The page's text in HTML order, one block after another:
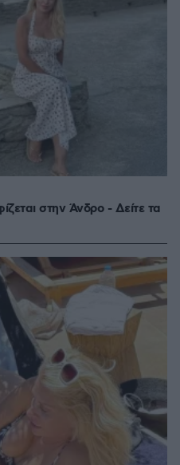
στην Άνδρο - Δείτε τα